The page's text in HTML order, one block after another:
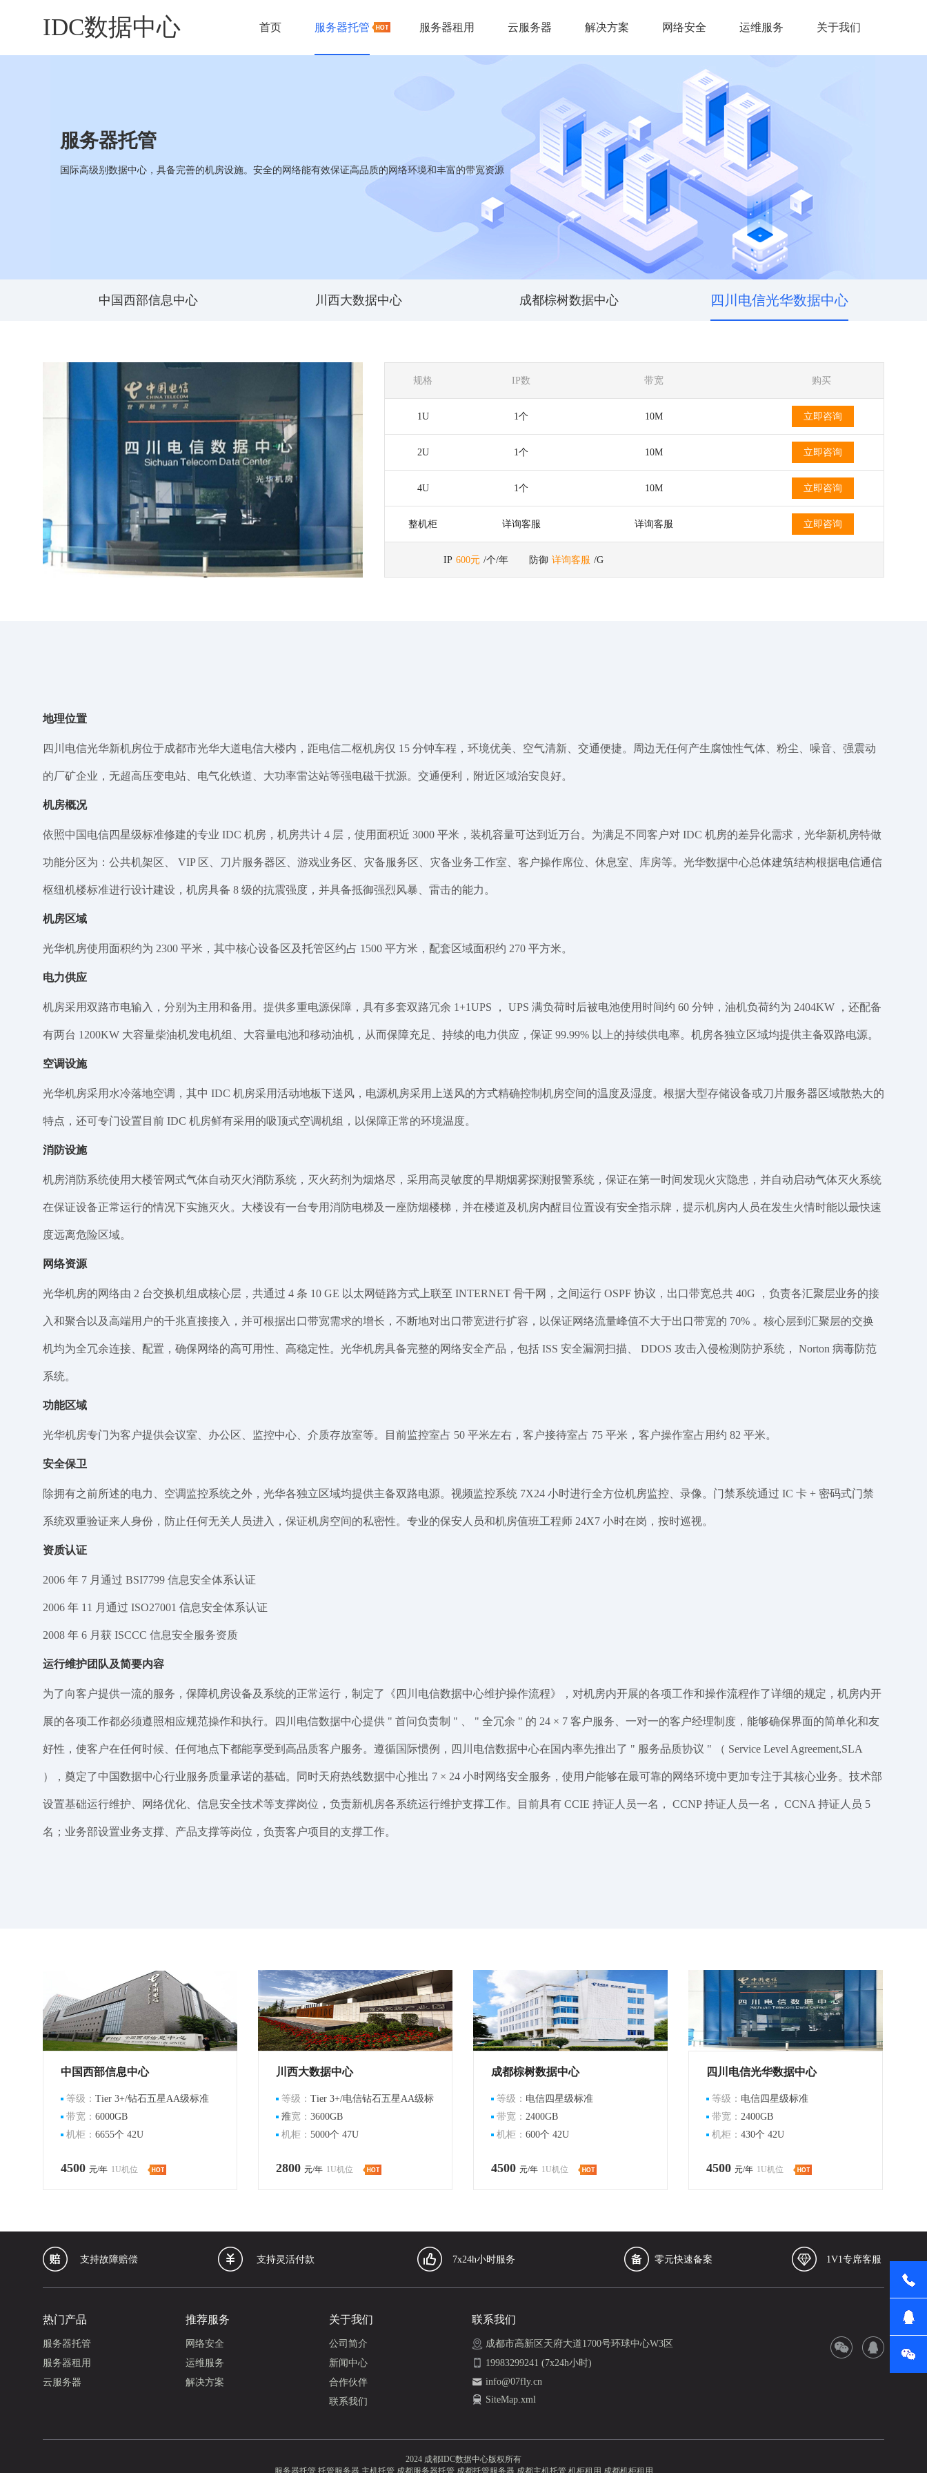
IDC数据中心 首页 服务器托管 服务器租用 云服务器 解决方案 网络安全 运维服务 关于我们
服务器托管
国际高级别数据中心，具备完善的机房设施。安全的网络能有效保证高品质的网络环境和丰富的带宽资源
中国西部信息中心 川西大数据中心 成都棕树数据中心 四川电信光华数据中心
规格 IP数 带宽 购买
1U 1个 10M 立即咨询
2U 1个 10M 立即咨询
4U 1个 10M 立即咨询
整机柜 详询客服 详询客服 立即咨询
IP 600元 /个/年 防御 详询客服 /G
地理位置
四川电信光华新机房位于成都市光华大道电信大楼内，距电信二枢机房仅 15 分钟车程，环境优美、空气清新、交通便捷。周边无任何产生腐蚀性气体、粉尘、噪音、强震动
的厂矿企业，无超高压变电站、电气化铁道、大功率雷达站等强电磁干扰源。交通便利，附近区域治安良好。
机房概况
依照中国电信四星级标准修建的专业 IDC 机房，机房共计 4 层，使用面积近 3000 平米，装机容量可达到近万台。为满足不同客户对 IDC 机房的差异化需求，光华新机房特做
功能分区为：公共机架区、 VIP 区、刀片服务器区、游戏业务区、灾备服务区、灾备业务工作室、客户操作席位、休息室、库房等。光华数据中心总体建筑结构根据电信通信
枢纽机楼标准进行设计建设，机房具备 8 级的抗震强度，并具备抵御强烈风暴、雷击的能力。
机房区域
光华机房使用面积约为 2300 平米，其中核心设备区及托管区约占 1500 平方米，配套区域面积约 270 平方米。
电力供应
机房采用双路市电输入，分别为主用和备用。提供多重电源保障，具有多套双路冗余 1+1UPS ， UPS 满负荷时后被电池使用时间约 60 分钟，油机负荷约为 2404KW ，还配备
有两台 1200KW 大容量柴油机发电机组、大容量电池和移动油机，从而保障充足、持续的电力供应，保证 99.99% 以上的持续供电率。机房各独立区域均提供主备双路电源。
空调设施
光华机房采用水冷落地空调，其中 IDC 机房采用活动地板下送风，电源机房采用上送风的方式精确控制机房空间的温度及湿度。根据大型存储设备或刀片服务器区域散热大的
特点，还可专门设置目前 IDC 机房鲜有采用的吸顶式空调机组，以保障正常的环境温度。
消防设施
机房消防系统使用大楼管网式气体自动灭火消防系统，灭火药剂为烟烙尽，采用高灵敏度的早期烟雾探测报警系统，保证在第一时间发现火灾隐患，并自动启动气体灭火系统
在保证设备正常运行的情况下实施灭火。大楼设有一台专用消防电梯及一座防烟楼梯，并在楼道及机房内醒目位置设有安全指示牌，提示机房内人员在发生火情时能以最快速
度远离危险区域。
网络资源
光华机房的网络由 2 台交换机组成核心层，共通过 4 条 10 GE 以太网链路方式上联至 INTERNET 骨干网，之间运行 OSPF 协议，出口带宽总共 40G ，负责各汇聚层业务的接
入和聚合以及高端用户的千兆直接接入，并可根据出口带宽需求的增长，不断地对出口带宽进行扩容，以保证网络流量峰值不大于出口带宽的 70% 。核心层到汇聚层的交换
机均为全冗余连接、配置，确保网络的高可用性、高稳定性。光华机房具备完整的网络安全产品，包括 ISS 安全漏洞扫描、 DDOS 攻击入侵检测防护系统， Norton 病毒防范
系统。
功能区域
光华机房专门为客户提供会议室、办公区、监控中心、介质存放室等。目前监控室占 50 平米左右，客户接待室占 75 平米，客户操作室占用约 82 平米。
安全保卫
除拥有之前所述的电力、空调监控系统之外，光华各独立区域均提供主备双路电源。视频监控系统 7X24 小时进行全方位机房监控、录像。门禁系统通过 IC 卡 + 密码式门禁
系统双重验证来人身份，防止任何无关人员进入，保证机房空间的私密性。专业的保安人员和机房值班工程师 24X7 小时在岗，按时巡视。
资质认证
2006 年 7 月通过 BSI7799 信息安全体系认证
2006 年 11 月通过 ISO27001 信息安全体系认证
2008 年 6 月获 ISCCC 信息安全服务资质
运行维护团队及简要内容
为了向客户提供一流的服务，保障机房设备及系统的正常运行，制定了《四川电信数据中心维护操作流程》，对机房内开展的各项工作和操作流程作了详细的规定，机房内开
展的各项工作都必须遵照相应规范操作和执行。四川电信数据中心提供 " 首问负责制 " 、 " 全冗余 " 的 24 × 7 客户服务、一对一的客户经理制度，能够确保界面的简单化和友
好性，使客户在任何时候、任何地点下都能享受到高品质客户服务。遵循国际惯例，四川电信数据中心在国内率先推出了 " 服务品质协议 " （ Service Level Agreement,SLA
），奠定了中国数据中心行业服务质量承诺的基础。同时天府热线数据中心推出 7 × 24 小时网络安全服务，使用户能够在最可靠的网络环境中更加专注于其核心业务。技术部
设置基础运行维护、网络优化、信息安全技术等支撑岗位，负责新机房各系统运行维护支撑工作。目前具有 CCIE 持证人员一名， CCNP 持证人员一名， CCNA 持证人员 5
名；业务部设置业务支撑、产品支撑等岗位，负责客户项目的支撑工作。
中国西部信息中心
等级： Tier 3+/钻石五星AA级标准
带宽： 6000GB
机柜： 6655个 42U
4500 元/年 1U机位
川西大数据中心
等级： Tier 3+/电信钻石五星AA级标
准
带宽： 3600GB
机柜： 5000个 47U
2800 元/年 1U机位
成都棕树数据中心
等级： 电信四星级标准
带宽： 2400GB
机柜： 600个 42U
4500 元/年 1U机位
四川电信光华数据中心
等级： 电信四星级标准
带宽： 2400GB
机柜： 430个 42U
4500 元/年 1U机位
支持故障赔偿 支持灵活付款 7x24h小时服务 零元快速备案 1V1专席客服
热门产品
服务器托管
服务器租用
云服务器
推荐服务
网络安全
运维服务
解决方案
关于我们
公司简介
新闻中心
合作伙伴
联系我们
联系我们
成都市高新区天府大道1700号环球中心W3区
19983299241 (7x24h小时)
info@07fly.cn
SiteMap.xml
2024 成都IDC数据中心版权所有
服务器托管,托管服务器,主机托管,成都服务器托管,成都托管服务器,成都主机托管,机柜租用,成都机柜租用